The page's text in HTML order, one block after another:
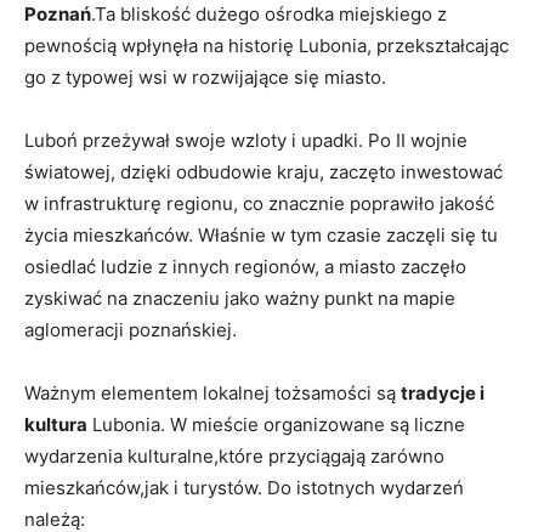
Poznań.Ta bliskość dużego ośrodka miejskiego z
pewnością wpłynęła na historię Lubonia, przekształcając
go z typowej wsi w rozwijające się miasto.
Luboń przeżywał swoje wzloty i upadki. Po II wojnie
światowej, dzięki odbudowie kraju, zaczęto inwestować
w infrastrukturę regionu, co znacznie poprawiło jakość
życia mieszkańców. Właśnie w tym czasie zaczęli się tu
osiedlać ludzie z innych regionów, a miasto zaczęło
zyskiwać na znaczeniu jako ważny punkt na mapie
aglomeracji poznańskiej.
Ważnym elementem lokalnej tożsamości są tradycje i
kultura Lubonia. W mieście organizowane są liczne
wydarzenia kulturalne,które przyciągają zarówno
mieszkańców,jak i turystów. Do istotnych wydarzeń
należą: